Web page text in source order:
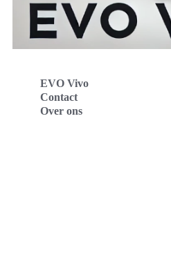
EVO Vivo
Contact
Over ons